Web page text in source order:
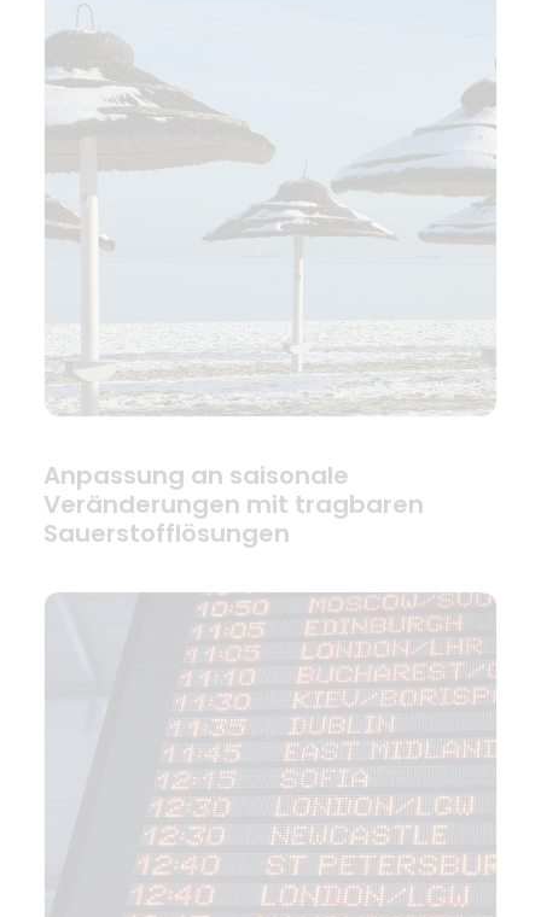
Anpassung an saisonale
Veränderungen mit tragbaren
Sauerstofflösungen